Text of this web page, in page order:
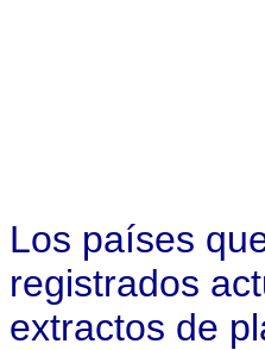
Los países
registrados
extractos de